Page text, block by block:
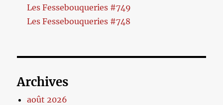
Les Fessebouqueries #749
Les Fessebouqueries #748
Archives
août 2026